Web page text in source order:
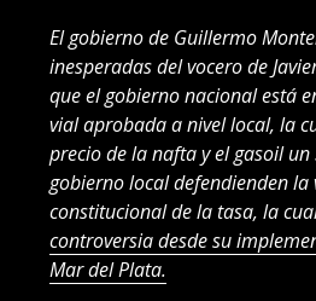
El gobierno de Guillermo
inesperadas del vocero de
que el gobierno nacional está
vial aprobada a nivel local, la
precio de la nafta y el gasoil un
gobierno local defendienden la
constitucional de la tasa, la
controversia desde su
Mar del Plata.